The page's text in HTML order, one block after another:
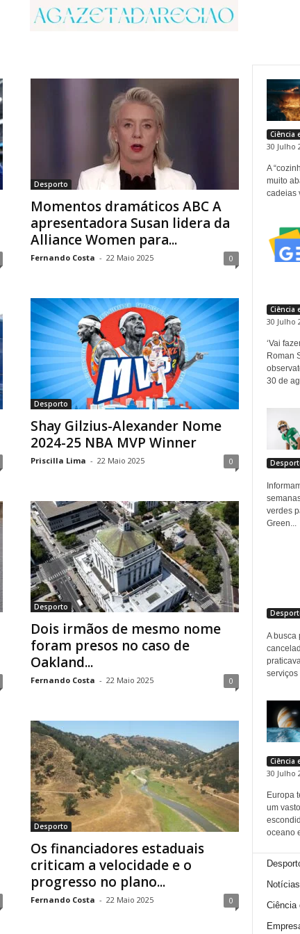
Desporto
Momentos dramáticos ABC A
apresentadora Susan lidera da
Alliance Women para...
Fernando Costa - 22 Maio 2025 0
Desporto
Shay Gilzius-Alexander Nome
2024-25 NBA MVP Winner
Priscilla Lima - 22 Maio 2025 0
Desporto
Dois irmãos de mesmo nome
foram presos no caso de
Oakland...
Fernando Costa - 22 Maio 2025 0
Desporto
Os financiadores estaduais
criticam a velocidade e o
progresso no plano...
Fernando Costa - 22 Maio 2025 0
Ciência
30 Julho
A
muito
cadeias
Ciência
30 Julho
‘Vai
Roman
30 de
verdes
Green...
A busca
serviços
Ciência
30 Julho
Europa
um
oceano
Notícias
Ciência